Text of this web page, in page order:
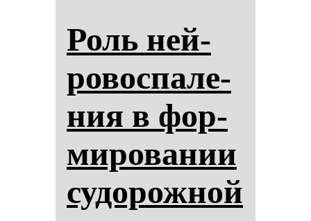
Роль ней­
ро­вос­па­ле­
ния в фор­
ми­ро­ва­нии
су­до­рож­ной